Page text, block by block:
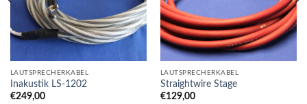
LAUTSPRECHERKABEL
Inakustik LS-1202
€249,00
LAUTSPRECHERKABEL
Straightwire Stage
€129,00